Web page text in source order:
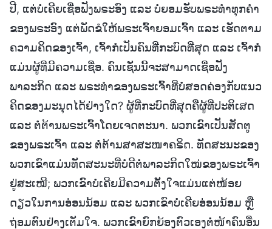
ປີ, ແຕ່ບໍ່ເຄີຍເຊື່ອຟັງພຣະອົງ ແລະ ບໍ່ຍອມຮັບພຣະທໍາທຸກຄຳ
ຂອງພຣະອົງ ແຕ່ພັດຂໍໃຫ້ພຣະເຈົ້າຍອມເຈົ້າ ແລະ ເຮັດຕາມ
ຄວາມຄິດຂອງເຈົ້າ, ເຈົ້າກໍເປັນຄົນທີ່ກະບົດທີ່ສຸດ ແລະ ເຈົ້າກໍ
ແມ່ນຜູ້ທີ່ມີຄວາມເຊື່ອ. ຄົນເຊັ່ນນີ້ຈະສາມາດເຊື່ອຟັງ
ພາລະກິດ ແລະ ພຣະທໍາຂອງພຣະເຈົ້າທີ່ບໍ່ສອດຄ່ອງກັບແນວ
ຄິດຂອງມະນຸດໄດ້ຢ່າງໃດ? ຜູ້ທີ່ກະບົດທີ່ສຸດຄືຜູ້ທີ່ປະຕິເສດ
ແລະ ຕໍ່ຕ້ານພຣະເຈົ້າໂດຍເຈດຕະນາ. ພວກເຂົາເປັນສັດຕູ
ຂອງພຣະເຈົ້າ ແລະ ຕໍ່ຕ້ານສາສະໜາຄຣິດ. ທັດສະນະຂອງ
ພວກເຂົາແມ່ນທັດສະນະທີ່ບໍ່ດີຕໍ່ພາລະກິດໃໝ່ຂອງພຣະເຈົ້າ
ຢູ່ສະເໝີ; ພວກເຂົາບໍ່ເຄີຍມີຄວາມຕັ້ງໃຈແມ່ນແຕ່ໜ້ອຍ
ດຽວໃນການອ່ອນນ້ອມ ແລະ ພວກເຂົາບໍ່ເຄີຍອ່ອນນ້ອມ ຫຼື
ຖ່ອມຕົນຢ່າງເຕັມໃຈ. ພວກເຂົາຍົກຍ້ອງຕົວເອງຕໍ່ໜ້າຄົນອື່ນ